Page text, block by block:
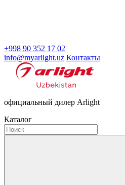
+998 90 352 17 02
info@myarlight.uz Контакты
официальный дилер Arlight
Каталог